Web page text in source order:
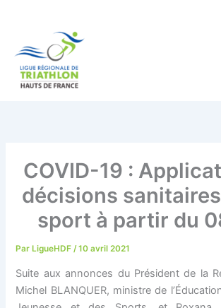
COVID-19 :
décisions
sport à partir du
ParLigueHDF /10 avril 2021
Suite aux annonces du Président de la
Michel BLANQUER, ministre de